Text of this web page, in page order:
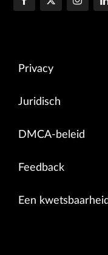
Privacy
Juridisch
DMCA-beleid
Feedback
Een